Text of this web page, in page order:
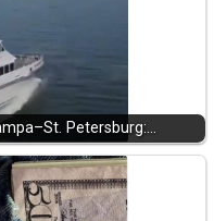
Petersburg:…